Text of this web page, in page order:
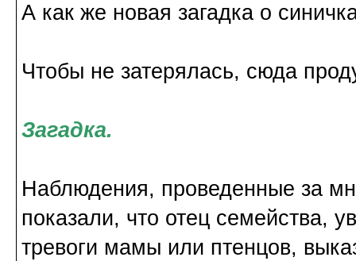
А как же новая загадка о
Чтобы не затерялась, сюда
Загадка.
Наблюдения, проведенные за
показали, что отец семейства,
тревоги мамы или птенцов,